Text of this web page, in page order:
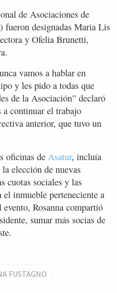
de Asociaciones de
fueron designadas Maria Lis
y Ofelia Brunetti,
vamos a hablar en
y les pido a todas que
de la Asociación” declaró
a continuar el trabajo
anterior, que tuvo un
oficinas de Asatur, incluía
elección de nuevas
cuotas sociales y las
el inmueble perteneciente a
Rosanna compartió
sumar más socias de
FUSTAGNO